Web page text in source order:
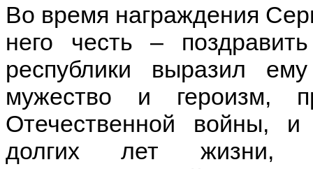
Во время награждения
него честь –
республики выразил
мужество и героизм,
Отечественной войны,
долгих лет жизни,